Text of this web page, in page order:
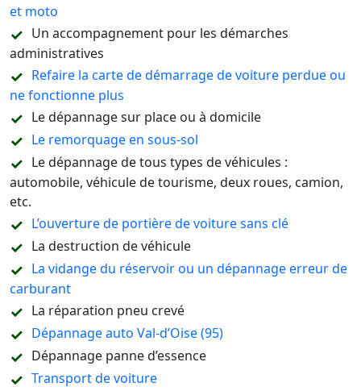
et moto
Un accompagnement pour les démarches
administratives
Refaire la carte de démarrage de voiture perdue ou
ne fonctionne plus
Le dépannage sur place ou à domicile
Le remorquage en sous-sol
Le dépannage de tous types de véhicules :
automobile, véhicule de tourisme, deux roues, camion,
etc.
L’ouverture de portière de voiture sans clé
La destruction de véhicule
La vidange du réservoir ou un dépannage erreur de
carburant
La réparation pneu crevé
Dépannage auto Val-d’Oise (95)
Dépannage panne d’essence
Transport de voiture